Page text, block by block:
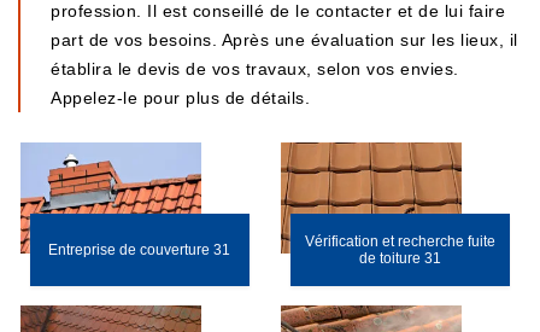
profession. Il est conseillé de le contacter et de lui faire
part de vos besoins. Après une évaluation sur les lieux, il
établira le devis de vos travaux, selon vos envies.
Appelez-le pour plus de détails.
Entreprise de couverture 31
Vérification et recherche fuite
de toiture 31